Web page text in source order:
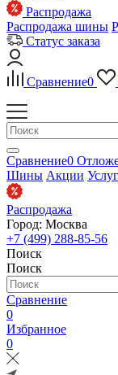
Распродажа
Распродажа шины
Статус заказа
Сравнение0
Сравнение0
Шины Акции
Распродажа
Город: Москва
+7 (499) 288-85-56
Поиск
Поиск
Сравнение
0
Избранное
0